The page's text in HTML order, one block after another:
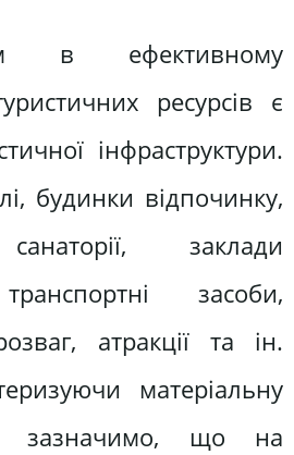
в ефективному
ресурсів є
інфраструктури.
будинки відпочинку,
заклади
засоби,
атракції та ін.
матеріальну
зазначимо, що на